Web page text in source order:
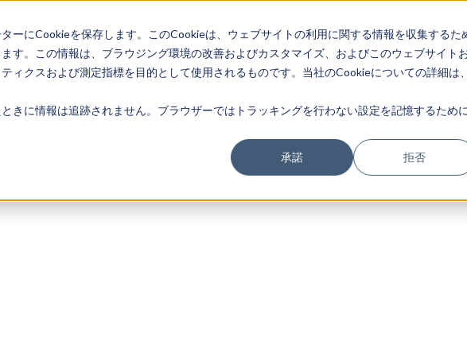
ーにCookieを保存します。このCookieは、ウェブサイトの利用に関する情報を収集するた
す。この情報は、ブラウジング環境の改善およびカスタマイズ、およびこのウェブサイト
ィクスおよび測定指標を目的として使用されるものです。当社のCookieについての詳細は、
きに情報は追跡されません。ブラウザーではトラッキングを行わない設定を記憶するため
承諾 拒否